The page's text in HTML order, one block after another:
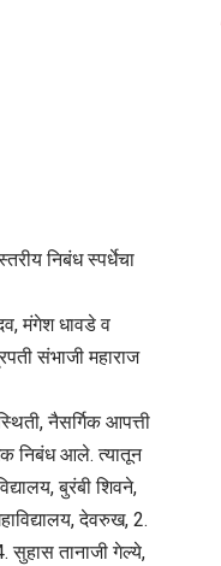
निबंध स्पर्धेचा
मंगेश धावडे व
संभाजी महाराज
नैसर्गिक आपत्ती
निबंध आले. त्यातून
बुरंबी शिवने,
देवरुख, 2.
सुहास तानाजी गेल्ये,